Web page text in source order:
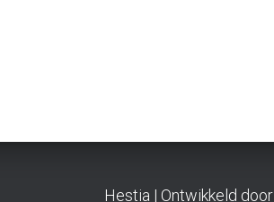
Hestia | Ontwikkeld door